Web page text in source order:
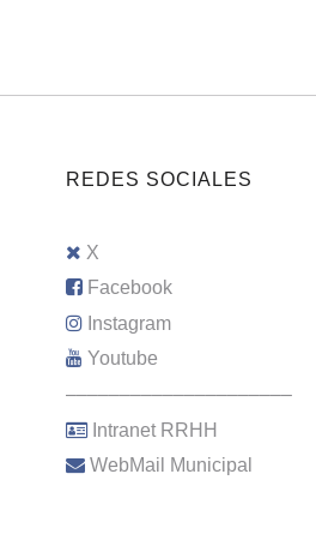
REDES SOCIALES
X
Facebook
Instagram
Youtube
–––––––––––––––––––––
Intranet RRHH
WebMail Municipal